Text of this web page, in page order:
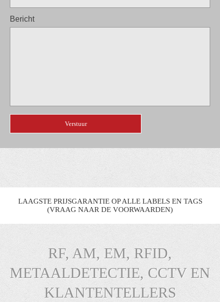
Bericht
LAAGSTE PRIJSGARANTIE OP ALLE LABELS EN TAGS
(VRAAG NAAR DE VOORWAARDEN)
RF, AM, EM, RFID,
METAALDETECTIE, CCTV EN
KLANTENTELLERS